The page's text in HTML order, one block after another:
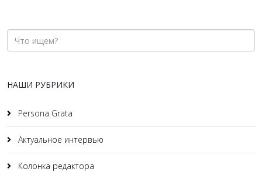
НАШИ РУБРИКИ
Persona Grata
Актуальное интервью
Колонка редактора